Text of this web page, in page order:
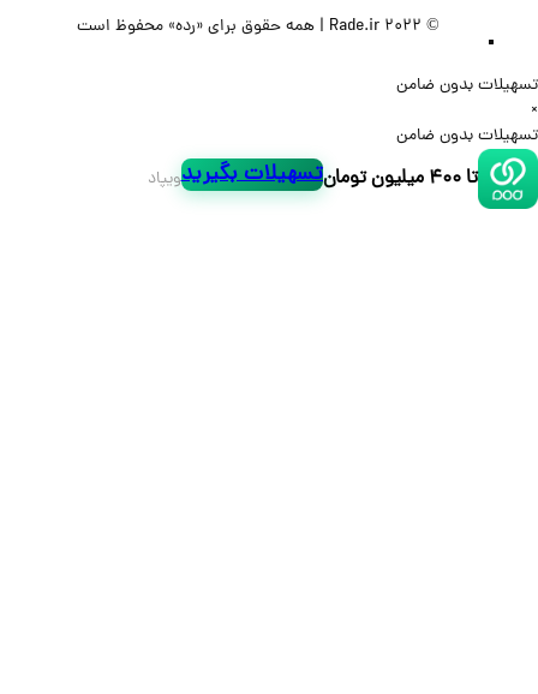
بدون ضامن
بدون ضامن
تا ۴۰۰ میلیون تومان تسهیلات بگیریدویپاد